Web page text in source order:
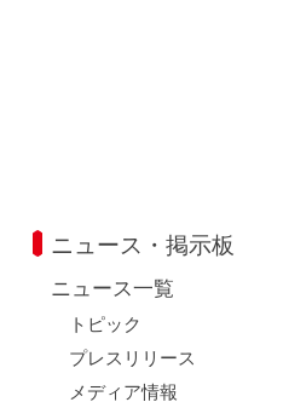
ニュース・掲示板
ニュース一覧
トピック
プレスリリース
メディア情報